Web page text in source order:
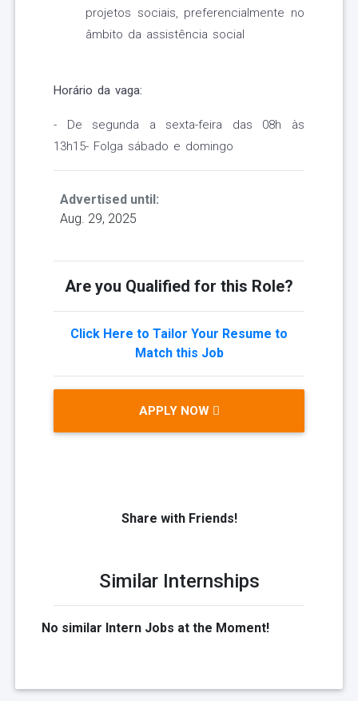
projetos sociais, preferencialmente no
âmbito da assistência social
Horário da vaga:
- De segunda a sexta-feira das 08h às
13h15- Folga sábado e domingo
Advertised until:
Aug. 29, 2025
Are you Qualified for this Role?
Click Here to Tailor Your Resume to
Match this Job
APPLY NOW
Share with Friends!
Similar Internships
No similar Intern Jobs at the Moment!